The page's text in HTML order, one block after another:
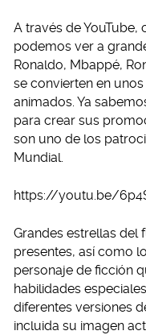
A través de
podemos ver a
Ronaldo, Mbappé,
se convierten en
animados. Ya
para crear sus
son uno de los
Mundial.
https://youtu.be/
Grandes estrellas del
presentes, así como
personaje de ficción
habilidades
diferentes versiones
incluida su imagen